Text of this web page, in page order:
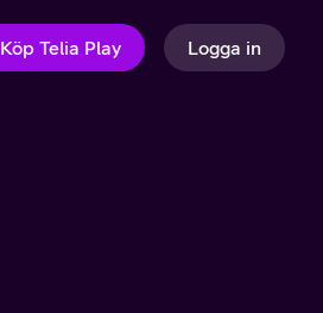
Köp Telia Play Logga in